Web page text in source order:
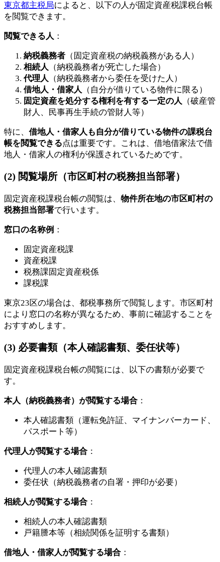
東京都主税局によると、以下の人が固定資産税課税台帳
を閲覧できます。
閲覧できる人 ：
納税義務者 （固定資産税の納税義務がある人）
相続人 （納税義務者が死亡した場合）
代理人 （納税義務者から委任を受けた人）
借地人・借家人 （自分が借りている物件に限る）
固定資産を処分する権利を有する一定の人 （破産管
財人、民事再生手続の管財人等）
特に、 借地人・借家人も自分が借りている物件の課税台
帳を閲覧できる点は重要です。これは、借地借家法で借
地人・借家人の権利が保護されているためです。
(2) 閲覧場所（市区町村の税務担当部署）
固定資産税課税台帳の閲覧は、 物件所在地の市区町村の
税務担当部署で行います。
窓口の名称例 ：
固定資産税課
資産税課
税務課固定資産税係
課税課
東京23区の場合は、都税事務所で閲覧します。市区町村
により窓口の名称が異なるため、事前に確認することを
おすすめします。
(3) 必要書類（本人確認書類、委任状等）
固定資産税課税台帳の閲覧には、以下の書類が必要で
す。
本人（納税義務者）が閲覧する場合 ：
本人確認書類（運転免許証、マイナンバーカード、
パスポート等）
代理人が閲覧する場合 ：
代理人の本人確認書類
委任状（納税義務者の自署・押印が必要）
相続人が閲覧する場合 ：
相続人の本人確認書類
戸籍謄本等（相続関係を証明する書類）
借地人・借家人が閲覧する場合 ：